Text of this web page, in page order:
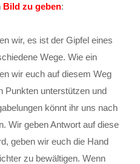
Bild zu geben:
wir, es ist der Gipfel eines
Wege. Wie ein
wir euch auf diesem Weg
Punkten unterstützen und
könnt ihr uns nach
Wir geben Antwort auf diese
geben wir euch die Hand
zu bewältigen. Wenn